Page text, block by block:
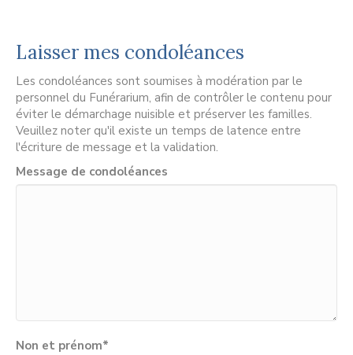
Laisser mes condoléances
Les condoléances sont soumises à modération par le
personnel du Funérarium, afin de contrôler le contenu pour
éviter le démarchage nuisible et préserver les familles.
Veuillez noter qu'il existe un temps de latence entre
l'écriture de message et la validation.
Message de condoléances
Non et prénom*